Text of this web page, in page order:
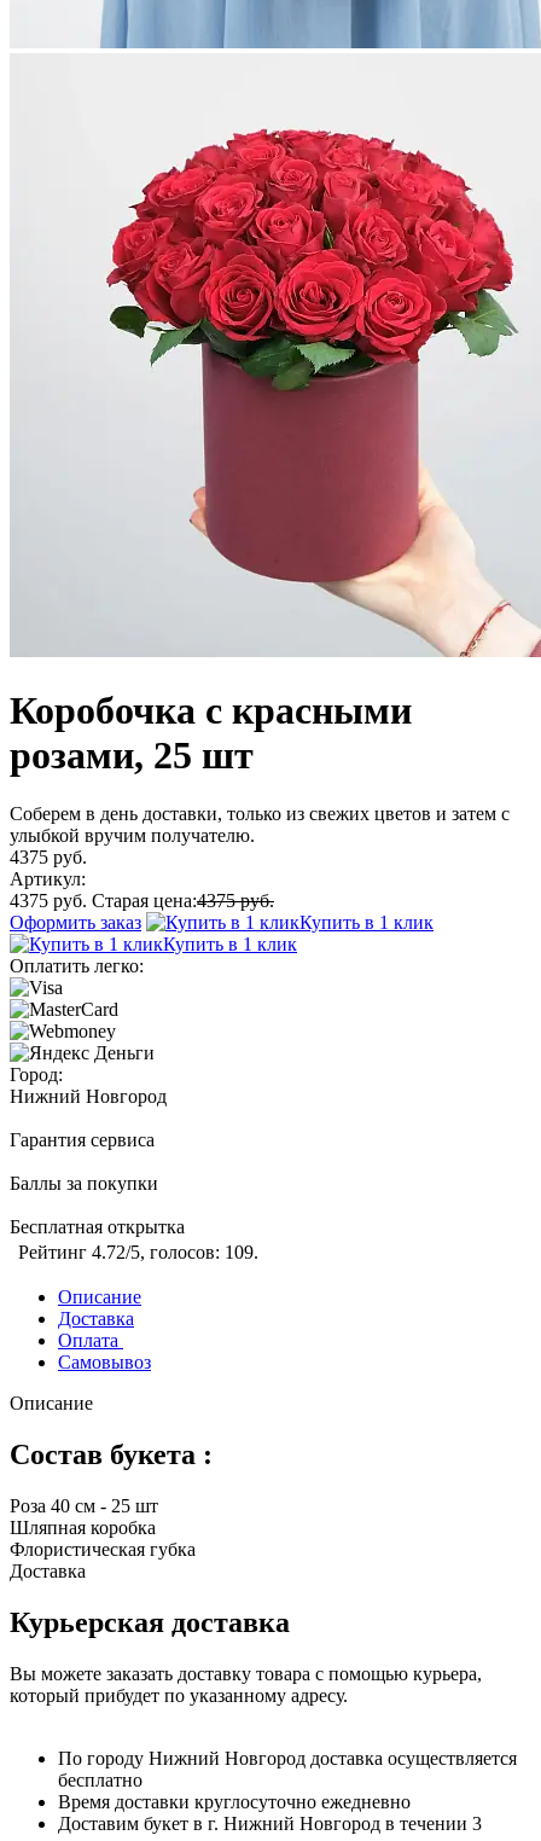
Коробочка с красными
розами, 25 шт
Соберем в день доставки, только из свежих цветов и затем с
улыбкой вручим получателю.
4375 руб.
Артикул:
4375 руб. Старая цена:4375 руб.
Оформить заказ
Купить в 1 клик
Купить в 1 клик
Оплатить легко:
Город:
Нижний Новгород
Гарантия сервиса
Баллы за покупки
Бесплатная открытка
Рейтинг 4.72/5, голосов: 109.
Описание
Доставка
Оплата
Самовывоз
Описание
Состав букета :
Роза 40 см - 25 шт
Шляпная коробка
Флористическая губка
Доставка
Курьерская доставка
Вы можете заказать доставку товара с помощью курьера,
который прибудет по указанному адресу.
По городу Нижний Новгород доставка осуществляется
бесплатно
Время доставки круглосуточно ежедневно
Доставим букет в г. Нижний Новгород в течении 3